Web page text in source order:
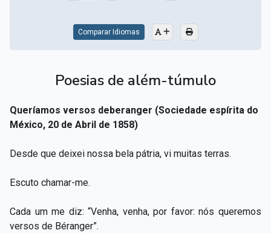
Comparar Idiomas
Poesias de além-túmulo
Queríamos versos deberanger (Sociedade espírita do
México, 20 de Abril de 1858)
Desde que deixei nossa bela pátria, vi muitas terras.
Escuto chamar-me.
Cada um me diz: “Venha, venha, por favor: nós queremos
versos de Béranger”.